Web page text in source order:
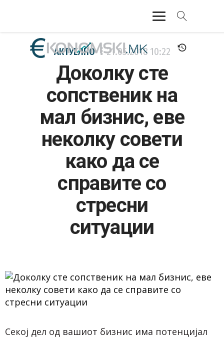
АКТУЕЛНО
ЕКОНОМИЈА
ФИНАНСИИ
БАНКАРСТВО
ЖИВОТ
АКТУЕЛНО 21.05.2018 10:22
Доколку сте
сопственик на
мал бизнис, еве
неколку совети
како да се
справите со
стресни
ситуации
Секој дел од вашиот бизнис има потенцијал